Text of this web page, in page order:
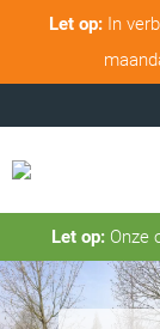
Let op:In
Let op:Onze